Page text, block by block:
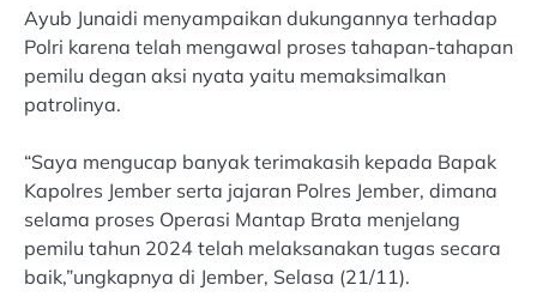
Ayub Junaidi menyampaikan dukungannya terhadap
Polri karena telah mengawal proses tahapan-tahapan
pemilu degan aksi nyata yaitu memaksimalkan
patrolinya.
“Saya mengucap banyak terimakasih kepada Bapak
Kapolres Jember serta jajaran Polres Jember, dimana
selama proses Operasi Mantap Brata menjelang
pemilu tahun 2024 telah melaksanakan tugas secara
baik,”ungkapnya di Jember, Selasa (21/11).